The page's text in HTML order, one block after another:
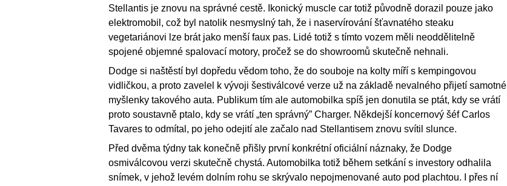
Stellantis je znovu na správné cestě. Ikonický muscle car totiž původně dorazil pouze jako
elektromobil, což byl natolik nesmyslný tah, že i naservírování šťavnatého steaku
vegetariánovi lze brát jako menší faux pas. Lidé totiž s tímto vozem měli neoddělitelně
spojené objemné spalovací motory, pročež se do showroomů skutečně nehnali.
Dodge si naštěstí byl dopředu vědom toho, že do souboje na kolty míří s kempingovou
vidličkou, a proto zavelel k vývoji šestiválcové verze už na základě nevalného přijetí samotné
myšlenky takového auta. Publikum tím ale automobilka spíš jen donutila se ptát, kdy se vrátí
proto soustavně ptalo, kdy se vrátí „ten správný” Charger. Někdejší koncernový šéf Carlos
Tavares to odmítal, po jeho odejití ale začalo nad Stellantisem znovu svítil slunce.
Před dvěma týdny tak konečně přišly první konkrétní oficiální náznaky, že Dodge
osmiválcovou verzi skutečně chystá. Automobilka totiž během setkání s investory odhalila
snímek, v jehož levém dolním rohu se skrývalo nepojmenované auto pod plachtou. I přes ní